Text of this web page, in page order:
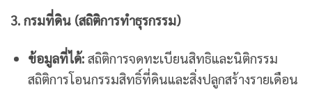
3. กรมที่ดิน (สถิติการทำธุรกรรม)
ข้อมูลที่ได้:สถิติการจดทะเบียนสิทธิและนิติกรรม
สถิติการโอนกรรมสิทธิ์ที่ดินและสิ่งปลูกสร้างรายเดือน